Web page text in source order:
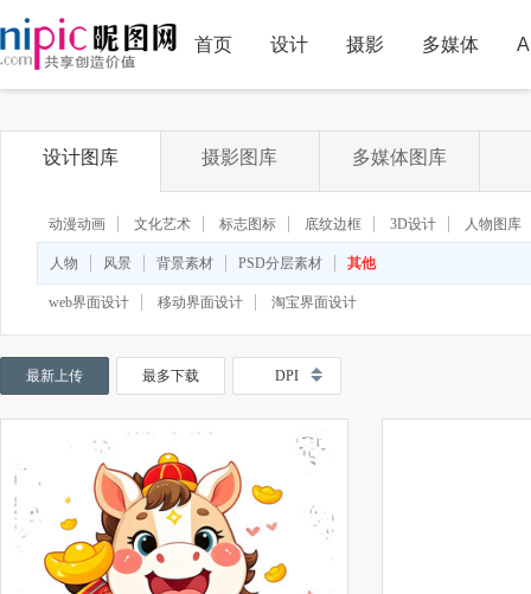
首页 设计 摄影 多媒体
设计图库 摄影图库 多媒体图库
动漫动画 文化艺术 标志图标 底纹边框 3D设计 人物图库
人物 风景 背景素材 PSD分层素材 其他
web界面设计 移动界面设计 淘宝界面设计
最新上传 最多下载 DPI